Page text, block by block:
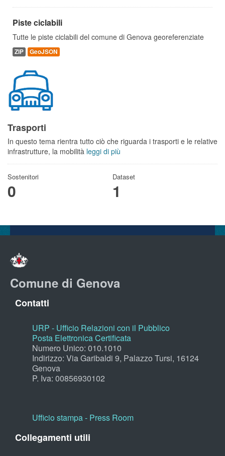
Piste ciclabili
Tutte le piste ciclabili del comune di Genova georeferenziate
ZIP GeoJSON
Trasporti
In questo tema rientra tutto ciò che riguarda i trasporti e le relative
infrastrutture, la mobilità leggi di più
Sostenitori
0
Dataset
1
Comune di Genova
Contatti
URP - Ufficio Relazioni con il Pubblico
Posta Elettronica Certificata
Numero Unico: 010.1010
Indirizzo: Via Garibaldi 9, Palazzo Tursi, 16124
Genova
P. Iva: 00856930102
Ufficio stampa - Press Room
Collegamenti utili